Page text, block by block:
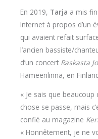
En 2019, Tarja a mis
Internet à propos d’un
qui avaient refait
l’ancien bassiste/
d’un concert Raskasta
Hämeenlinna, en
« Je sais que
chose se passe, mais
confié au magazine
« Honnêtement, je ne